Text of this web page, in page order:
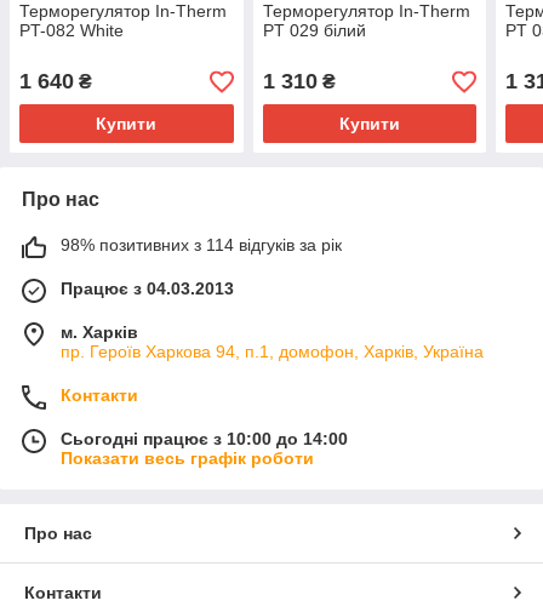
Терморегулятор In-Therm
PT-082 White
1 640 ₴
Купити
Терморегулятор In-Therm
PT 029 білий
1 310₴
Купити
PT
1
Про нас
98% позитивних з 114 відгуків за рік
Працює з 04.03.2013
м. Харків
пр. Героїв Харкова 94, п.1, домофон, Харків, Україна
Контакти
Сьогодні працює з 10:00 до 14:00
Показати весь графік роботи
Про нас
Контакти